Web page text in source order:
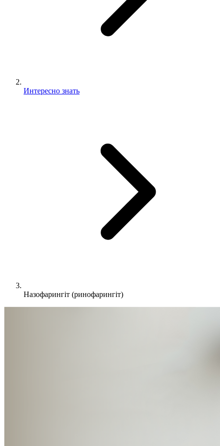
Интересно знать
Назофарингіт (ринофарингіт)